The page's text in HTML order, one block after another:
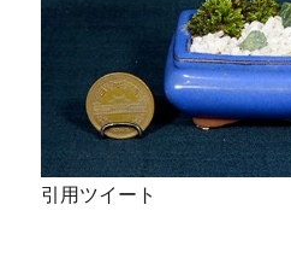
引用ツイート